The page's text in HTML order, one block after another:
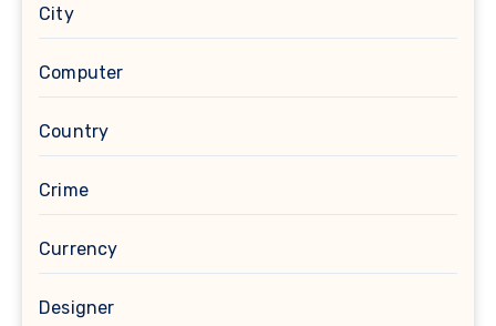
City
Computer
Country
Crime
Currency
Designer